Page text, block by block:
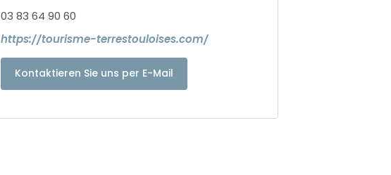
03 83 64 90 60
https://tourisme-terrestouloises.com/
Kontaktieren Sie uns per E-Mail